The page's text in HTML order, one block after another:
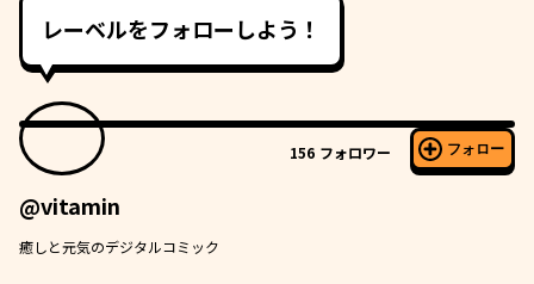
レーベルをフォローしよう！
156 フォロワー フォロー
@vitamin
癒しと元気のデジタルコミック